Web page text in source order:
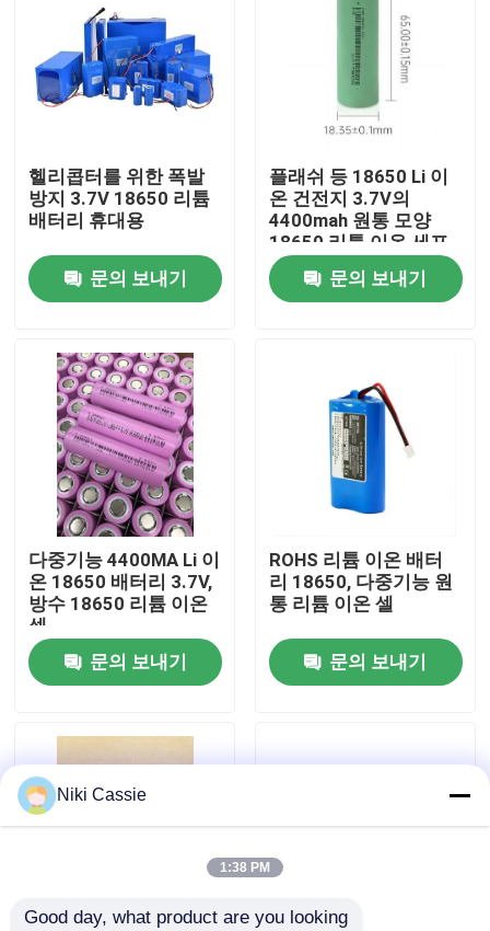
집
제품
비디오
우리에 대하여
공장 여행
품질 관리
뉴스
태양 휴대용 전력 정거장
헬리콥터를 위한 폭발
방지 3.7V 18650 리튬
배터리 휴대용
문의 보내기
플래쉬 등 18650 Li 이
온 건전지 3.7V의
4400mah 원통 모양
18650 리튬 이온 세포
문의 보내기
다중기능 4400MA Li 이
온 18650 배터리 3.7V,
방수 18650 리튬 이온
셀
문의 보내기
ROHS 리튬 이온 배터
리 18650, 다중기능 원
통 리튬 이온 셀
문의 보내기
Niki Cassie
1:38 PM
Good day, what product are you looking